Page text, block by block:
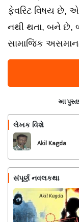
ફેવરિટ વિષય છે,
નથી થતા, બને
સામાજિક
આ
લેખક વિશે
Akil Kagda
સંપૂર્ણ નવલકથા